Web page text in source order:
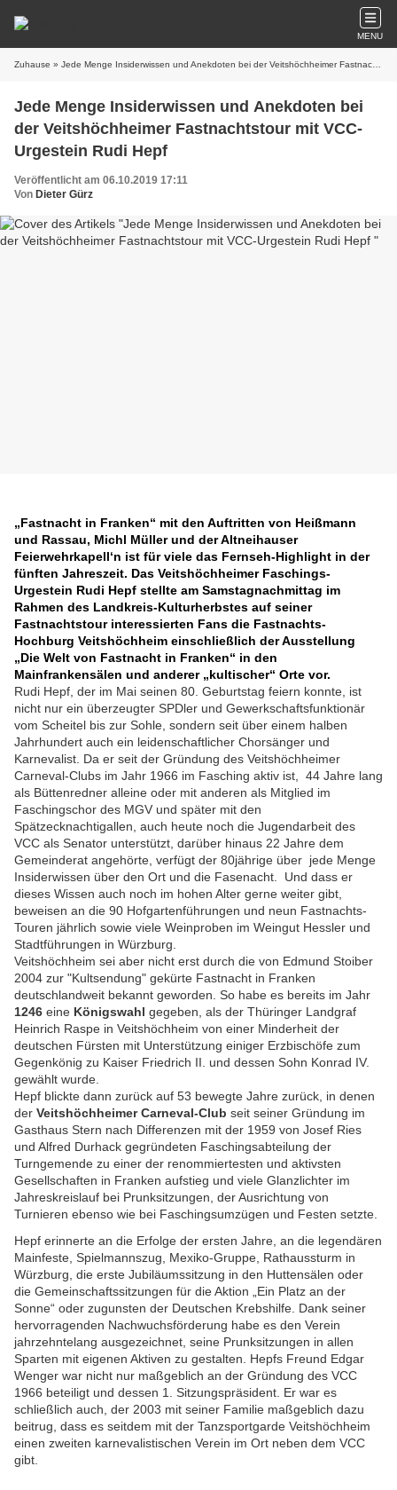
MENU
Zuhause » Jede Menge Insiderwissen und Anekdoten bei der Veitshöchheimer Fastnachtstour mit VCC-Urgestein Rudi Hepf
Jede Menge Insiderwissen und Anekdoten bei
der Veitshöchheimer Fastnachtstour mit VCC-
Urgestein Rudi Hepf
Veröffentlicht am 06.10.2019 17:11
Von Dieter Gürz
„Fastnacht in Franken“ mit den Auftritten von Heißmann
und Rassau, Michl Müller und der Altneihauser
Feierwehrkapell‘n ist für viele das Fernseh-Highlight in der
fünften Jahreszeit. Das Veitshöchheimer Faschings-
Urgestein Rudi Hepf stellte am Samstagnachmittag im
Rahmen des Landkreis-Kulturherbstes auf seiner
Fastnachtstour interessierten Fans die Fastnachts-
Hochburg Veitshöchheim einschließlich der Ausstellung
„Die Welt von Fastnacht in Franken“ in den
Mainfrankensälen und anderer „kultischer“ Orte vor.
Rudi Hepf, der im Mai seinen 80. Geburtstag feiern konnte, ist
nicht nur ein überzeugter SPDler und Gewerkschaftsfunktionär
vom Scheitel bis zur Sohle, sondern seit über einem halben
Jahrhundert auch ein leidenschaftlicher Chorsänger und
Karnevalist. Da er seit der Gründung des Veitshöchheimer
Carneval-Clubs im Jahr 1966 im Fasching aktiv ist, 44 Jahre lang
als Büttenredner alleine oder mit anderen als Mitglied im
Faschingschor des MGV und später mit den
Spätzecknachtigallen, auch heute noch die Jugendarbeit des
VCC als Senator unterstützt, darüber hinaus 22 Jahre dem
Gemeinderat angehörte, verfügt der 80jährige über jede Menge
Insiderwissen über den Ort und die Fasenacht. Und dass er
dieses Wissen auch noch im hohen Alter gerne weiter gibt,
beweisen an die 90 Hofgartenführungen und neun Fastnachts-
Touren jährlich sowie viele Weinproben im Weingut Hessler und
Stadtführungen in Würzburg.
Veitshöchheim sei aber nicht erst durch die von Edmund Stoiber
2004 zur "Kultsendung" gekürte Fastnacht in Franken
deutschlandweit bekannt geworden. So habe es bereits im Jahr
1246 eine Königswahl gegeben, als der Thüringer Landgraf
Heinrich Raspe in Veitshöchheim von einer Minderheit der
deutschen Fürsten mit Unterstützung einiger Erzbischöfe zum
Gegenkönig zu Kaiser Friedrich II. und dessen Sohn Konrad IV.
gewählt wurde.
Hepf blickte dann zurück auf 53 bewegte Jahre zurück, in denen
der Veitshöchheimer Carneval-Club seit seiner Gründung im
Gasthaus Stern nach Differenzen mit der 1959 von Josef Ries
und Alfred Durhack gegründeten Faschingsabteilung der
Turngemende zu einer der renommiertesten und aktivsten
Gesellschaften in Franken aufstieg und viele Glanzlichter im
Jahreskreislauf bei Prunksitzungen, der Ausrichtung von
Turnieren ebenso wie bei Faschingsumzügen und Festen setzte.
Hepf erinnerte an die Erfolge der ersten Jahre, an die legendären
Mainfeste, Spielmannszug, Mexiko-Gruppe, Rathaussturm in
Würzburg, die erste Jubiläumssitzung in den Huttensälen oder
die Gemeinschaftssitzungen für die Aktion „Ein Platz an der
Sonne“ oder zugunsten der Deutschen Krebshilfe. Dank seiner
hervorragenden Nachwuchsförderung habe es den Verein
jahrzehntelang ausgezeichnet, seine Prunksitzungen in allen
Sparten mit eigenen Aktiven zu gestalten.
Hepfs Freund Edgar
Wenger war nicht nur maßgeblich an der Gründung des VCC
1966 beteiligt und dessen 1. Sitzungspräsident. Er war es
schließlich auch, der 2003 mit seiner Familie maßgeblich dazu
beitrug, dass es seitdem mit der Tanzsportgarde Veitshöchheim
einen zweiten karnevalistischen Verein im Ort neben dem VCC
gibt.